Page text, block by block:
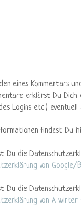
eines Kommentars
erklärst Du Dich
Logins etc.)
findest Du
Du die
von Google/
Du die
von A winter